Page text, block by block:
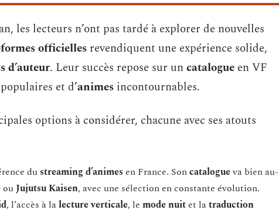
les lecteurs n’ont pas tardé à explorer de nouvelles
officielles revendiquent une expérience solide,
d’auteur. Leur succès repose sur uncatalogue en VF
populaires et d’animes incontournables.
options à considérer, chacune avec ses atouts
dustreaming d’animes en France. Soncatalogueva bien au-
ouJujutsu Kaisen, avec une sélection en constante évolution.
, l’accès à lalecture verticale, le mode nuitet latraduction